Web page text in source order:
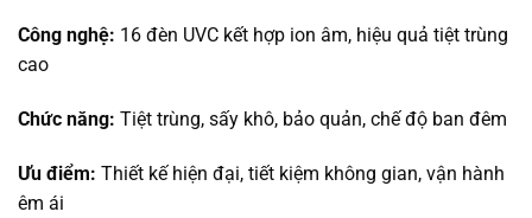
Công nghệ: 16 đèn UVC kết hợp ion âm, hiệu quả tiệt trùng
cao
Chức năng: Tiệt trùng, sấy khô, bảo quản, chế độ ban đêm
Ưu điểm: Thiết kế hiện đại, tiết kiệm không gian, vận hành
êm ái